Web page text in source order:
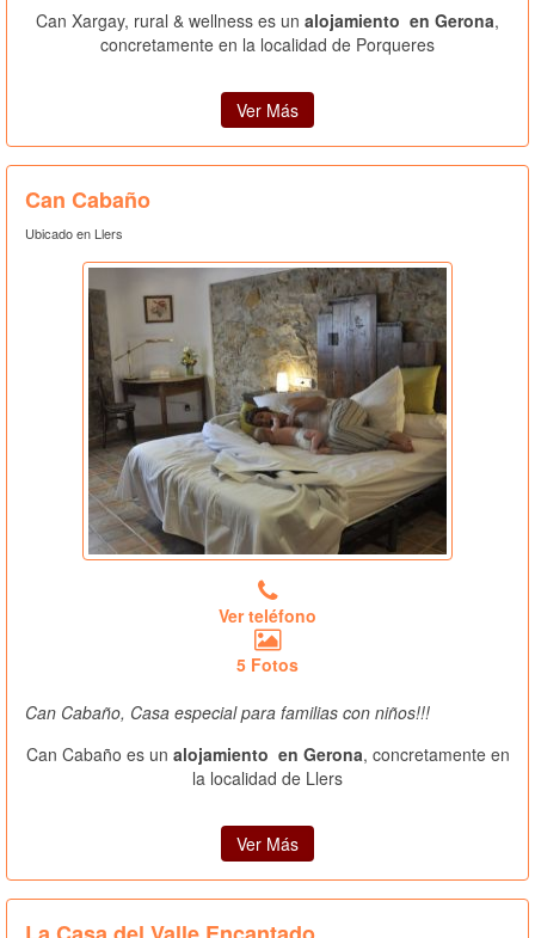
Can Xargay, rural & wellness es un alojamiento en Gerona,
concretamente en la localidad de Porqueres
Ver Más
Can Cabaño
Ubicado en Llers
Ver teléfono
5 Fotos
Can Cabaño, Casa especial para familias con niños!!!
Can Cabaño es un alojamiento en Gerona, concretamente en
la localidad de Llers
Ver Más